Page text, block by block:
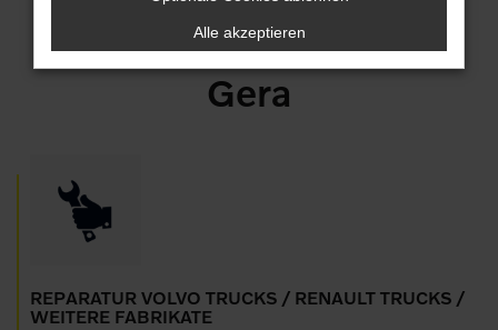
für Ihren PKW/LKW in
Gera
REPARATUR VOLVO TRUCKS / RENAULT TRUCKS /
WEITERE FABRIKATE
Alle akzeptieren